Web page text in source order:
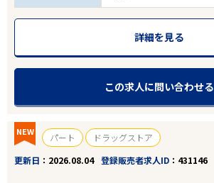
詳細を見る
この求人に問い合わせる
NEW パート
ドラッグストア
更新日
2026.08.04 登録販売者求人ID 431146